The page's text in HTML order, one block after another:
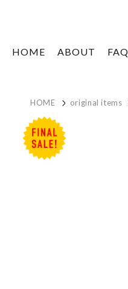
HOME ABOUT FAQ
HOME original items
sale